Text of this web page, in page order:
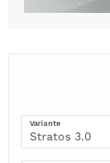
Variante